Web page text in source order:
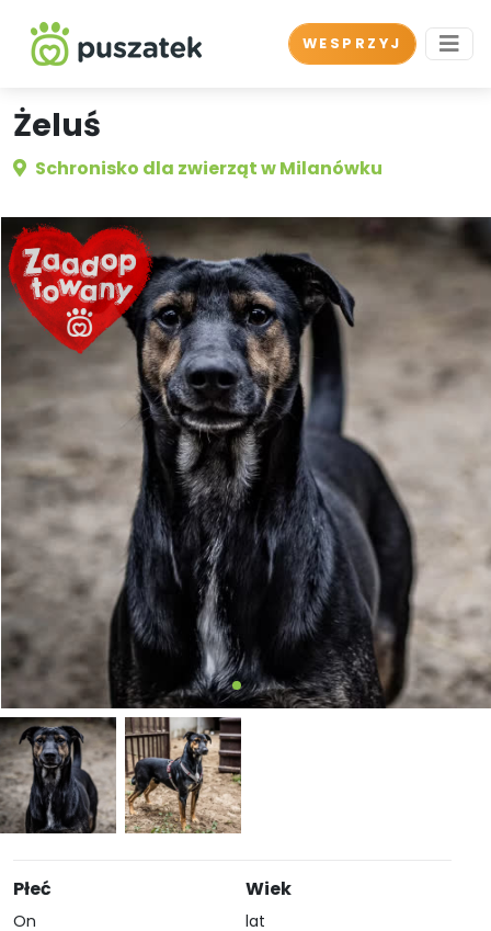
WESPRZYJ
Żeluś
Schronisko dla zwierząt w Milanówku
Płeć
On
Wiek
lat